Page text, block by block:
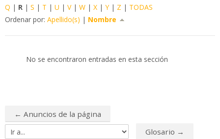
Q | R | S | T | U | V| W | X | Y| Z | TODAS
Ordenar por: Apellido(s) | Nombre
No se encontraron entradas en esta sección
← Anuncios de la página
Ir a... Glosario →